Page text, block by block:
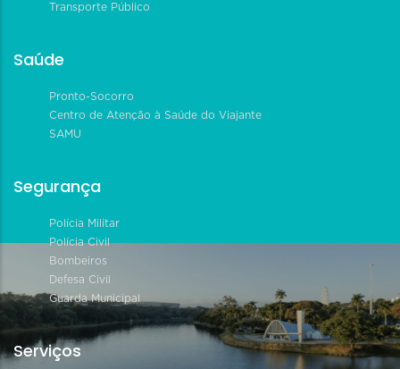
Transporte Público
Saúde
Pronto-Socorro
Centro de Atenção à Saúde do Viajante
SAMU
Segurança
Polícia Militar
Polícia Civil
Bombeiros
Defesa Civil
Guarda Municipal
Serviços